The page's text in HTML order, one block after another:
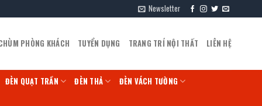
Newsletter
PHÒNG KHÁCH TUYỂN DỤNG TRANG TRÍ NỘI THẤT LIÊN HỆ
ĐÈN QUẠT TRẦN ĐÈN THẢ ĐÈN VÁCH TƯỜNG